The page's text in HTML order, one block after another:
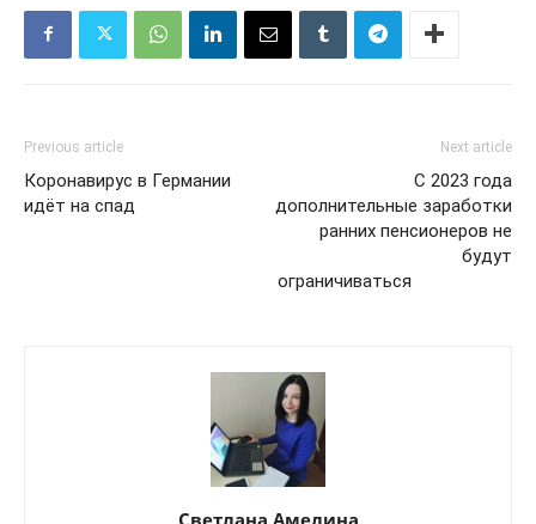
Previous article
Коронавирус в Германии
идёт на спад
Next article
С 2023 года
дополнительные заработки
ранних пенсионеров не
будут
ограничиваться
Светлана Амелина